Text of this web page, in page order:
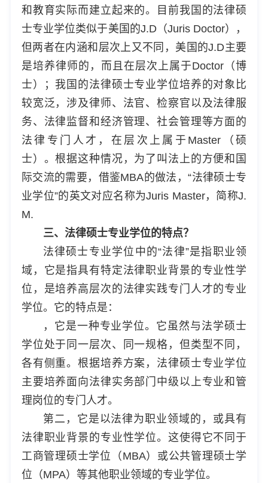
和教育实际而建立起来的。目前我国的法律硕
士专业学位类似于美国的J.D（Juris Doctor），
但两者在内涵和层次上又不同，美国的J.D主要
是培养律师的，而且在层次上属于Doctor（博
士）；我国的法律硕士专业学位培养的对象比
较宽泛，涉及律师、法官、检察官以及法律服
务、法律监督和经济管理、社会管理等方面的
法律专门人才，在层次上属于Master（硕
士）。根据这种情况，为了叫法上的方便和国
际交流的需要，借鉴MBA的做法，“法律硕士专
业学位”的英文对应名称为Juris Master，简称J.
M.
三、法律硕士专业学位的特点？
法律硕士专业学位中的“法律”是指职业领
域，它是指具有特定法律职业背景的专业性学
位，是培养高层次的法律实践专门人才的专业
学位。它的特点是：
，它是一种专业学位。它虽然与法学硕士
学位处于同一层次、同一规格，但类型不同，
各有侧重。根据培养方案，法律硕士专业学位
主要培养面向法律实务部门中级以上专业和管
理岗位的专门人才。
第二，它是以法律为职业领域的，或具有
法律职业背景的专业性学位。这使得它不同于
工商管理硕士学位（MBA）或公共管理硕士学
位（MPA）等其他职业领域的专业学位。